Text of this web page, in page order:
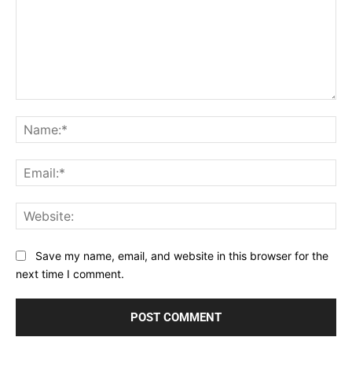
Save my name, email, and website in this browser for the
next time I comment.